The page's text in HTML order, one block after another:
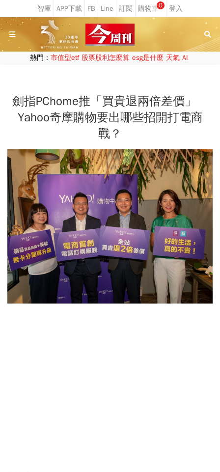
0
熱門： 市值型etf 股票股利怎麼算 esg是什麼 天氣 AI
劍指PChome推「買貴退兩倍差價」
Yahoo奇摩購物要出哪些招開打電商
戰？